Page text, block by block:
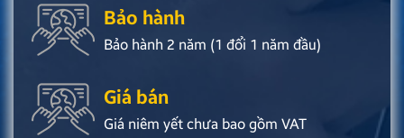
Bảo hành
Bảo hành 2 năm (1 đổi 1 năm đầu)
Giá bán
Giá niêm yết chưa bao gồm VAT